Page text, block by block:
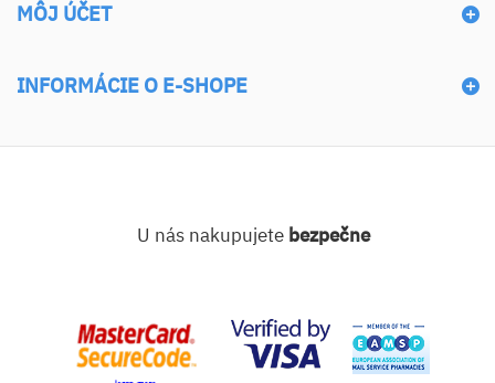
MÔJ ÚČET
INFORMÁCIE O E-SHOPE
U nás nakupujete bezpečne